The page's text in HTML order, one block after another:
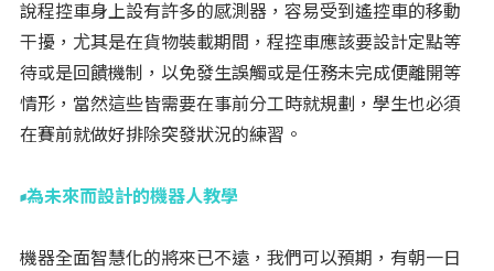
說程控車身上設有許多的感測器，容易受到遙控車的移動
干擾，尤其是在貨物裝載期間，程控車應該要設計定點等
待或是回饋機制，以免發生誤觸或是任務未完成便離開等
情形，當然這些皆需要在事前分工時就規劃，學生也必須
在賽前就做好排除突發狀況的練習。
為未來而設計的機器人教學
機器全面智慧化的將來已不遠，我們可以預期，有朝一日